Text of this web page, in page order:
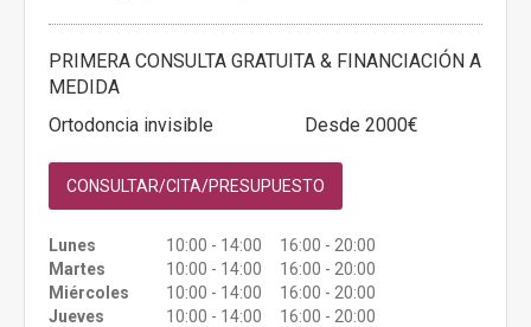
PRIMERA CONSULTA GRATUITA & FINANCIACIÓN A
MEDIDA
Ortodoncia invisible
Desde 2000€
CONSULTAR/CITA/PRESUPUESTO
Lunes
10:00 - 14:00 16:00 - 20:00
Martes
10:00 - 14:00 16:00 - 20:00
Miércoles
10:00 - 14:00 16:00 - 20:00
Jueves
10:00 - 14:00 16:00 - 20:00